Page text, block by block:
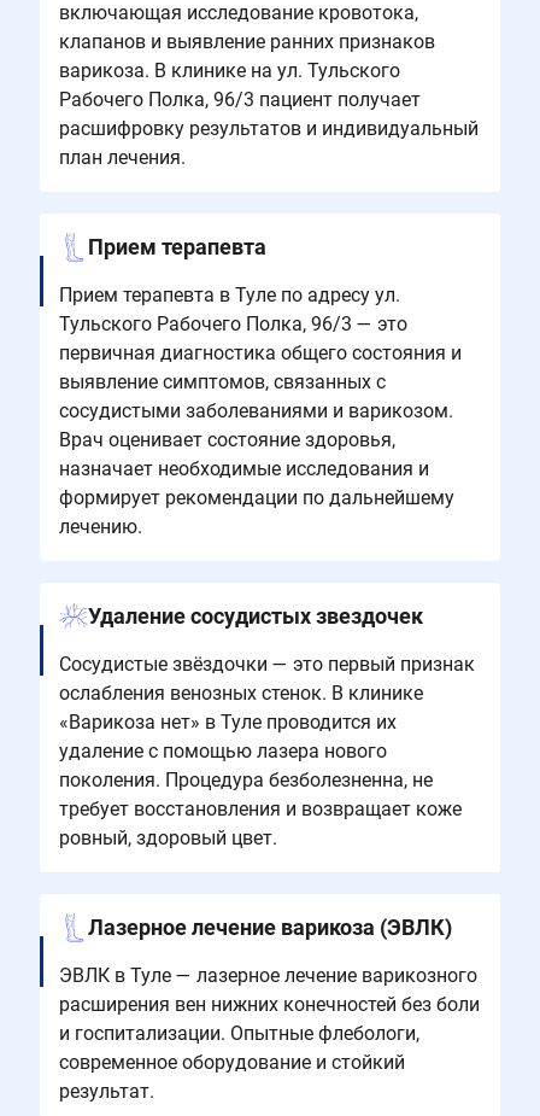
включающая исследование кровотока,
клапанов и выявление ранних признаков
варикоза. В клинике на ул. Тульского
Рабочего Полка, 96/3 пациент получает
расшифровку результатов и индивидуальный
план лечения.
Прием терапевта
Прием терапевта в Туле по адресу ул.
Тульского Рабочего Полка, 96/3 — это
первичная диагностика общего состояния и
выявление симптомов, связанных с
сосудистыми заболеваниями и варикозом.
Врач оценивает состояние здоровья,
назначает необходимые исследования и
формирует рекомендации по дальнейшему
лечению.
Удаление сосудистых звездочек
Сосудистые звёздочки — это первый признак
ослабления венозных стенок. В клинике
«Варикоза нет» в Туле проводится их
удаление с помощью лазера нового
поколения. Процедура безболезненна, не
требует восстановления и возвращает коже
ровный, здоровый цвет.
Лазерное лечение варикоза (ЭВЛК)
ЭВЛК в Туле — лазерное лечение варикозного
расширения вен нижних конечностей без боли
и госпитализации. Опытные флебологи,
современное оборудование и стойкий
результат.